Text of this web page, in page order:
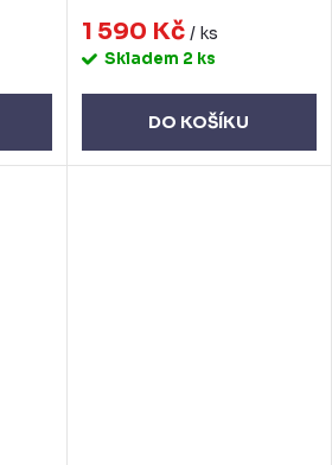
1 590 Kč / ks
Skladem 2 ks
DO KOŠÍKU